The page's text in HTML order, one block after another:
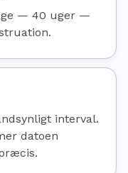
— 40 uger —
interval.
datoen